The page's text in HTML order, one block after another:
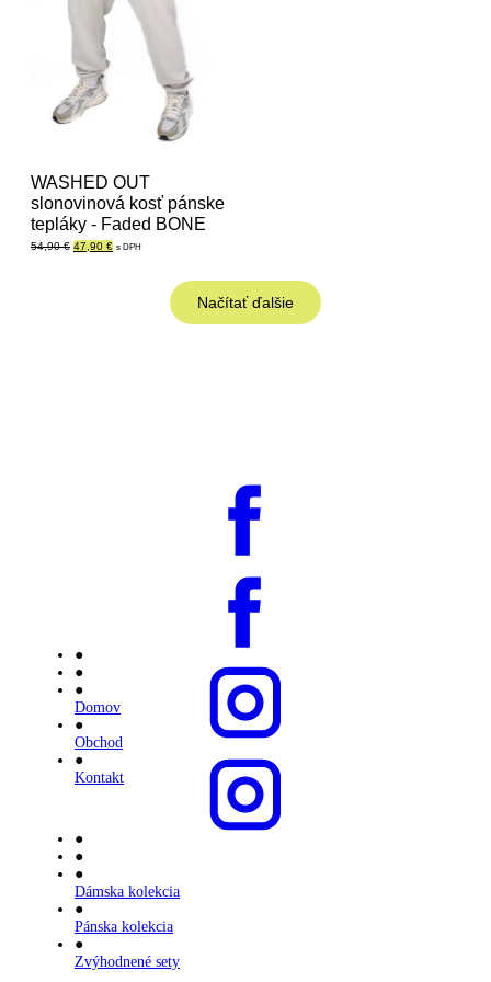
WASHED OUT
slonovinová kosť pánske
tepláky - Faded BONE
54,90€ Pôvodná
47,90 €Aktuálna
s DPH
Načítať ďalšie
●
●
●
Domov
●
Obchod
●
Kontakt
●
●
●
Dámska kolekcia
●
Pánska kolekcia
●
Zvýhodnené sety